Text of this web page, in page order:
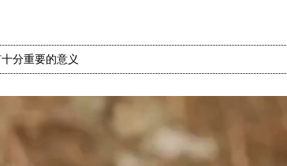
分重要的意义